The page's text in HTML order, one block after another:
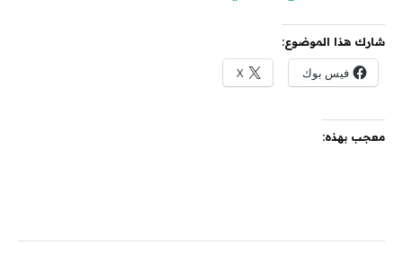
شارك هذا الموضوع:
فيس بوك X
معجب بهذه: